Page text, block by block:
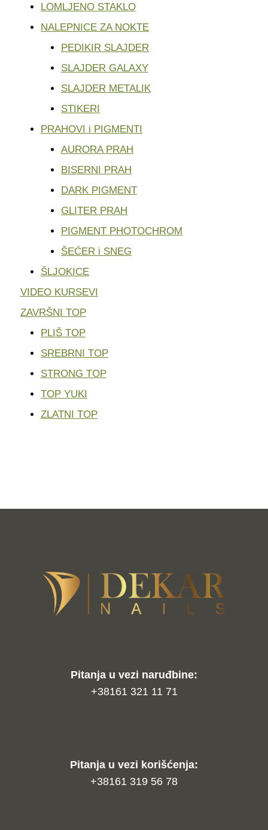
LOMLJENO STAKLO
NALEPNICE ZA NOKTE
PEDIKIR SLAJDER
SLAJDER GALAXY
SLAJDER METALIK
STIKERI
PRAHOVI i PIGMENTI
AURORA PRAH
BISERNI PRAH
DARK PIGMENT
GLITER PRAH
PIGMENT PHOTOCHROM
ŠEĆER i SNEG
ŠLJOKICE
VIDEO KURSEVI
ZAVRŠNI TOP
PLIŠ TOP
SREBRNI TOP
STRONG TOP
TOP YUKI
ZLATNI TOP
Pitanja u vezi naruđbine:
+38161 321 11 71
Pitanja u vezi korišćenja:
+38161 319 56 78